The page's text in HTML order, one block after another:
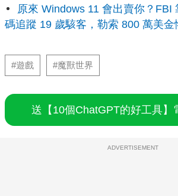
原來 Windows 11 會出賣你？FBI
碼追蹤 19 歲駭客，勒索 800 萬美金
#遊戲 #魔獸世界
送【10個ChatGPT的好工具】
ADVERTISEMENT